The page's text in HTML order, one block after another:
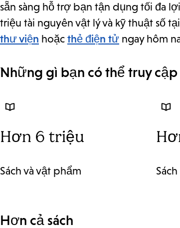
sẵn sàng hỗ trợ bạn tận dụng tối đa
triệu tài nguyên vật lý và kỹ thuật số tại
thư viện hoặc thẻ điện tử ngay hôm
Những gì bạn có thể truy cập
Hơn 6 triệu
Sách và vật phẩm
Hơn cả sách